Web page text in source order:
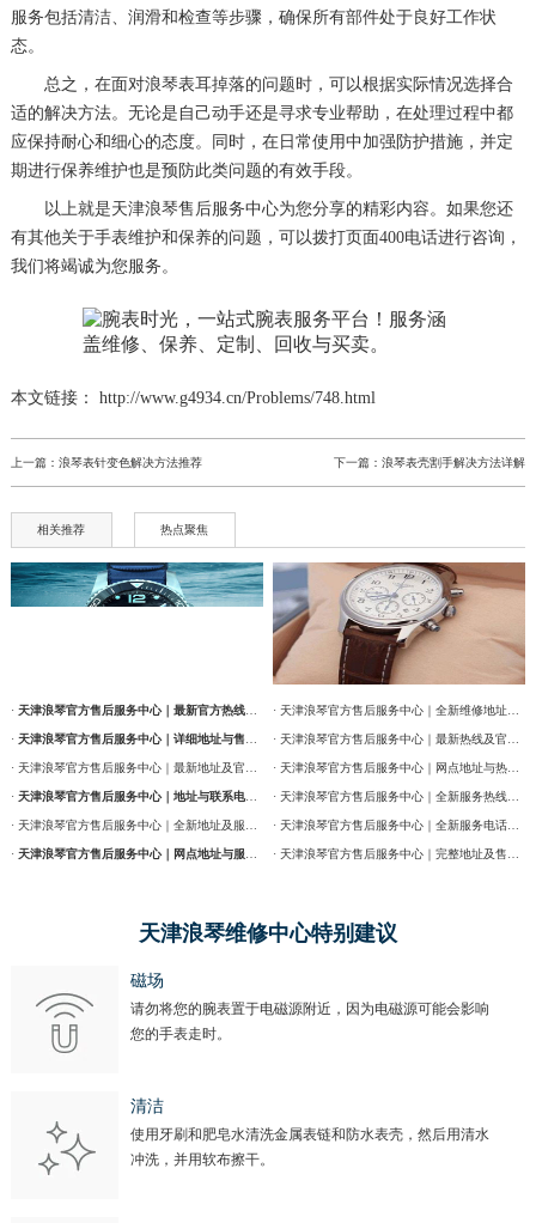
服务包括清洁、润滑和检查等步骤，确保所有部件处于良好工作状
态。
总之，在面对浪琴表耳掉落的问题时，可以根据实际情况选择合
适的解决方法。无论是自己动手还是寻求专业帮助，在处理过程中都
应保持耐心和细心的态度。同时，在日常使用中加强防护措施，并定
期进行保养维护也是预防此类问题的有效手段。
以上就是天津浪琴售后服务中心为您分享的精彩内容。如果您还
有其他关于手表维护和保养的问题，可以拨打页面400电话进行咨询，
我们将竭诚为您服务。
本文链接： http://www.g4934.cn/Problems/748.html
上一篇： 浪琴表针变色解决方法推荐 下一篇：浪琴表壳割手解决方法详解
相关推荐 热点聚焦
· 天津浪琴官方售后服务中心｜最新官方热线及维修地址权威信息通告（2026年7月最新）
· 天津浪琴官方售后服务中心｜详细地址与售后服务电话权威信息公告（2026年7月最新）
· 天津浪琴官方售后服务中心｜地址与联系电话权威信息公告（2026年7月最新）
· 天津浪琴官方售后服务中心｜网点地址与服务热线权威信息公示（2026年7月最新）
天津浪琴维修中心特别建议
磁场
请勿将您的腕表置于电磁源附近，因为电磁源可能会影响
您的手表走时。
清洁
使用牙刷和肥皂水清洗金属表链和防水表壳，然后用清水
冲洗，并用软布擦干。